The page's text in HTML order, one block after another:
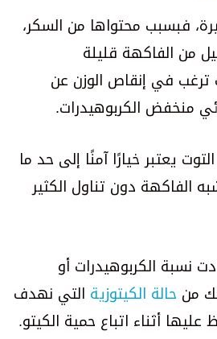
فبسبب محتواها من السكر،
من الفاكهة قليلة
ترغب في إنقاص الوزن عن
منخفض الكربوهيدرات.
يعتبر خيارًا آمنًا إلى حد ما
الفاكهة دون تناول الكثير
نسبة الكربوهيدرات أو
من حالة الكيتوزية التي نهدف
عليها أثناء اتباع حمية الكيتو.